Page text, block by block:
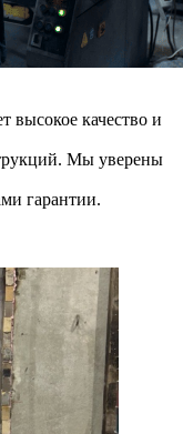
качество и
Мы уверены
гарантии.